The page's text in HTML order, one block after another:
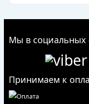
Мы в социальных
Принимаем к